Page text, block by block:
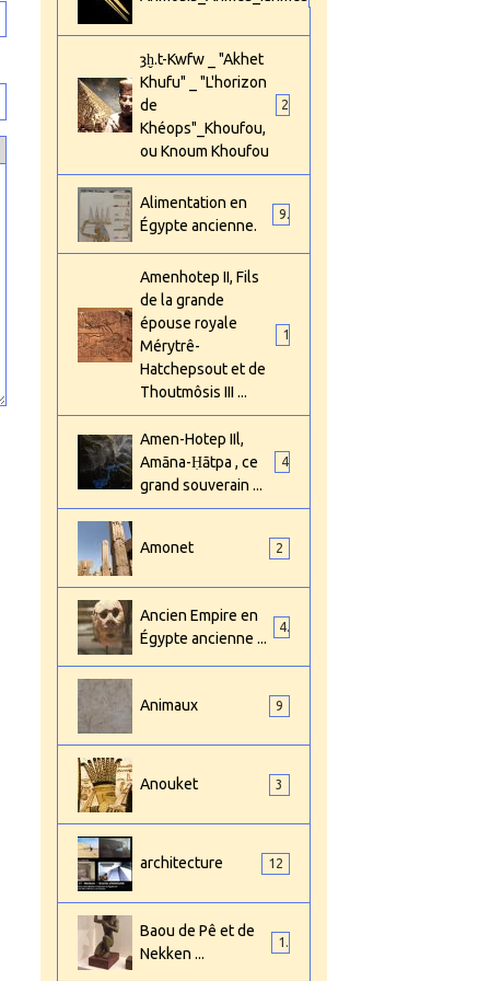
ȝḫ.t-Kwfw _ "Akhet
Khufu" _ "L'horizon
de
Khéops"_Khoufou,
ou Knoum Khoufou
Alimentation en
Égypte ancienne.
9
Amenhotep II, Fils
de la grande
épouse royale
Mérytrê-
Hatchepsout et de
Thoutmôsis III ...
Amen-Hotep IIl,
Amāna-Ḥātpa , ce
grand souverain ...
4
Amonet 2
Ancien Empire en
Égypte ancienne ...
4
Animaux 9
Anouket 3
architecture 12
Baou de Pê et de
Nekken ...
1